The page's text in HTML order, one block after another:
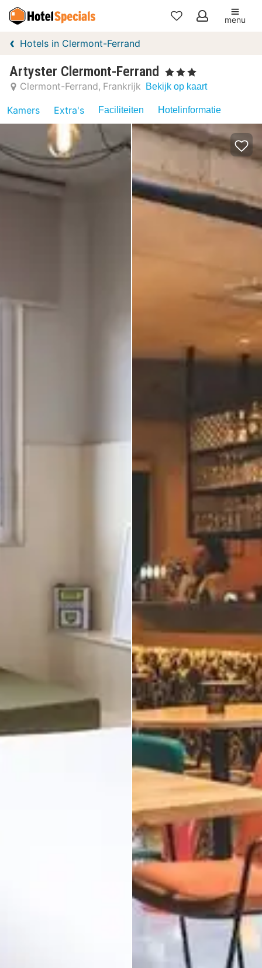
Mijn
menu
Hotels in Clermont-Ferrand
Artyster Clermont-Ferrand , 3 Sterren
Clermont-Ferrand Frankrijk Bekijk op kaart
Kamers Extra's Faciliteiten Hotelinformatie